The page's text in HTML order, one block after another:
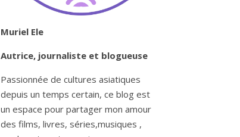
Muriel Ele
Autrice, journaliste et blogueuse
Passionnée de cultures asiatiques
depuis un temps certain, ce blog est
un espace pour partager mon amour
des films, livres, séries,musiques ,